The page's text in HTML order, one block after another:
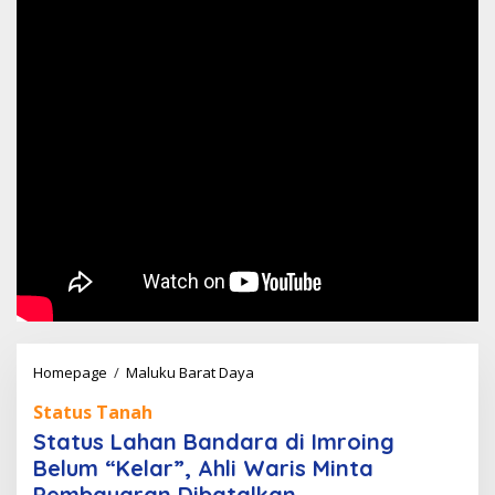
Homepage / Maluku Barat Daya
di
Imroing
Status Tanah
Status Lahan Bandara di Imroing
Belum “Kelar”, Ahli Waris Minta